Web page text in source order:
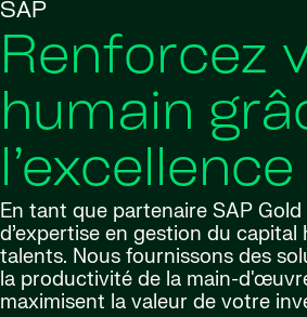
SAP
Renforcez
humain
En tant que partenaire SAP
d’expertise en gestion du
talents. Nous fournissons des
la productivité de la main-
maximisent la valeur de votre